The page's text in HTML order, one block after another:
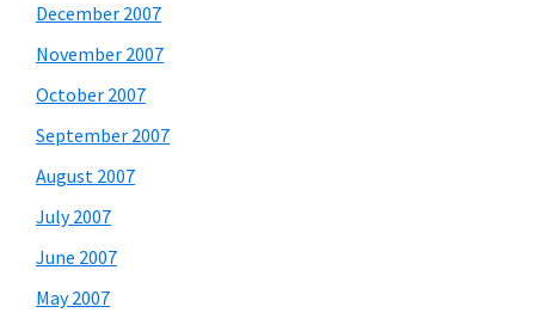
December 2007
November 2007
October 2007
September 2007
August 2007
July 2007
June 2007
May 2007